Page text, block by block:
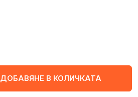
ДОБАВЯНЕ В КОЛИЧКАТА